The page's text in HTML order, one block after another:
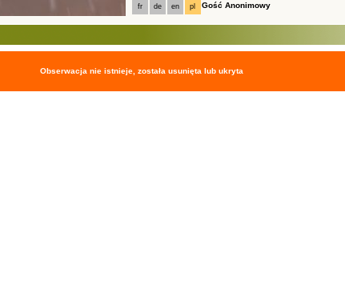
fr de en pl Gość Anonimowy
Obserwacja nie istnieje, została usunięta lub ukryta